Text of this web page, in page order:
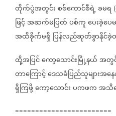
တိုက်ပွဲအတွင်းစစ်ကောင်စီရဲ့ခမရ (
ဖြင့်အဆက်မပြတ်ပစ်ကူပေးခဲ့ပ
အထိခိုက်မရှိ ပြန်လည်ဆုတ်ခွာနိုင်
ထို့အပြင်ကော့သောင်းမြို့နယ်အတွ
တာကြောင့်ဒေသခံပြည်သူများအန
ရှိကြဖို့ကော့သောင်းပကဖကအသိပ
========================